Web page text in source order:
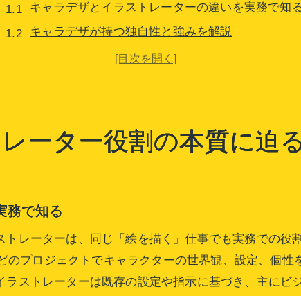
キャラデザとイラストレーターの違いを実務で知
キャラデザが持つ独自性と強みを解説
イラストレーターとキャラデザの役割比較ポイン
キャラデザとイラストレーターの業務範囲整理
依頼時に迷わないキャラデザの選び方
キャラデザ依頼で重視すべきチェックポイント
絵師とイラストレーターはどこが違うのか
ーター役割の本質に迫
務で知る
レーターは、同じ「絵を描く」仕事でも実務での役
のプロジェクトでキャラクターの世界観、設定、個
ストレーターは既存の設定や指示に基づき、主にビ